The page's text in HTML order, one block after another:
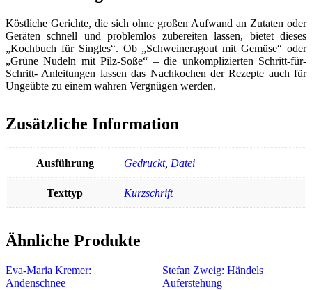
Köstliche Gerichte, die sich ohne großen Aufwand an Zutaten oder
Geräten schnell und problemlos zubereiten lassen, bietet dieses
„Kochbuch für Singles“. Ob „Schweineragout mit Gemüse“ oder
„Grüne Nudeln mit Pilz-Soße“ – die unkomplizierten Schritt-für-
Schritt- Anleitungen lassen das Nachkochen der Rezepte auch für
Ungeübte zu einem wahren Vergnügen werden.
Zusätzliche Information
Ausführung Gedruckt, Datei
Texttyp Kurzschrift
Ähnliche Produkte
Eva-Maria Kremer:
Andenschnee
Stefan Zweig: Händels
Auferstehung